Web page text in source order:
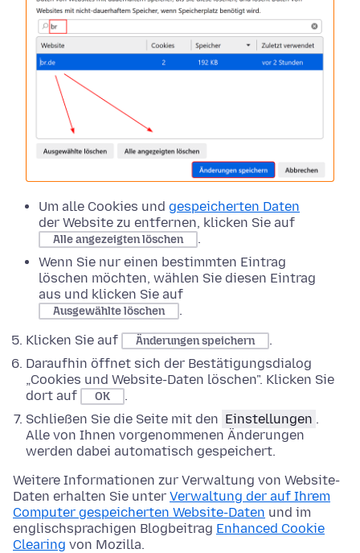
Um alle Cookies und gespeicherten Daten
der Website zu entfernen, klicken Sie auf
Alle angezeigten löschen
.
Wenn Sie nur einen bestimmten Eintrag
löschen möchten, wählen Sie diesen Eintrag
aus und klicken Sie auf
Ausgewählte löschen
.
Klicken Sie auf
Änderungen speichern
.
Daraufhin öffnet sich der Bestätigungsdialog
„Cookies und Website-Daten löschen". Klicken Sie
dort auf
OK
.
Schließen Sie die Seite mit den Einstellungen .
Alle von Ihnen vorgenommenen Änderungen
werden dabei automatisch gespeichert.
Weitere Informationen zur Verwaltung von Website-
Daten erhalten Sie unter Verwaltung der auf Ihrem
Computer gespeicherten Website-Daten und im
englischsprachigen Blogbeitrag Enhanced Cookie
Clearing von Mozilla.